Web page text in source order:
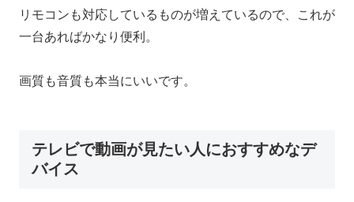
リモコンも対応しているものが増えているので、これが
一台あればかなり便利。
画質も音質も本当にいいです。
テレビで動画が見たい人におすすめなデ
バイス